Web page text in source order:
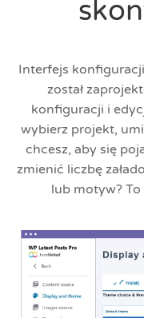
Interfejs
został
konfiguracji i
wybierz projekt,
chcesz, aby się
zmienić liczbę
lub motyw?